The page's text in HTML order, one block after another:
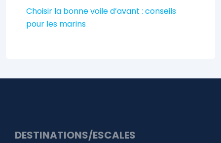
Choisir la bonne voile d’avant : conseils
pour les marins
DESTINATIONS/ESCALES